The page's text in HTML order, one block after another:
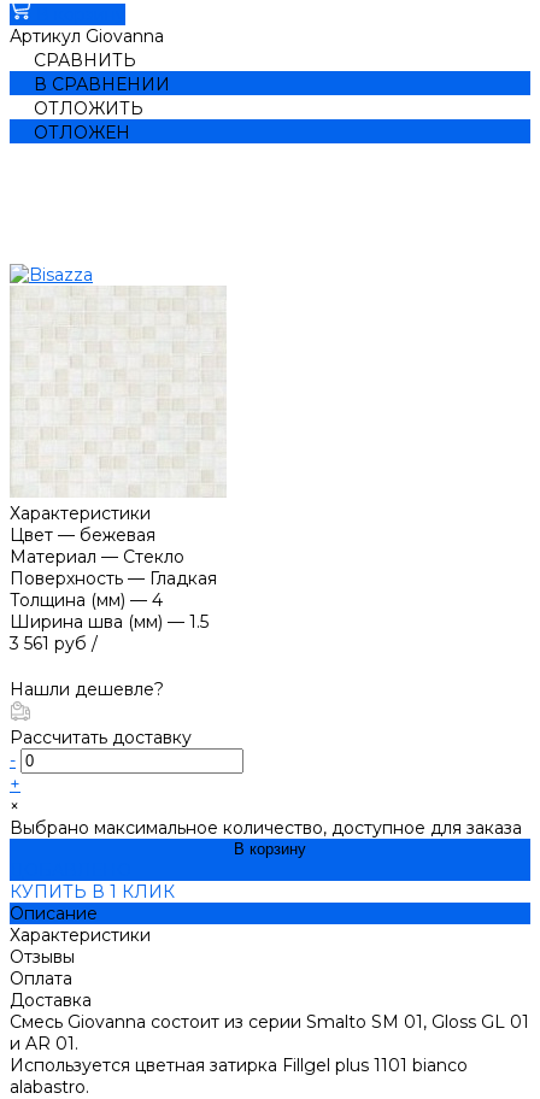
Артикул Giovanna
СРАВНИТЬ
В СРАВНЕНИИ
ОТЛОЖИТЬ
ОТЛОЖЕН
Характеристики
Цвет — бежевая
Материал — Стекло
Поверхность — Гладкая
Толщина (мм) — 4
Ширина шва (мм) — 1.5
3 561 руб /
Нашли дешевле?
Рассчитать доставку
-
+
×
Выбрано максимальное количество, доступное для заказа
В корзину
КУПИТЬ В 1 КЛИК
Описание
Характеристики
Отзывы
Оплата
Доставка
Смесь Giovanna состоит из серии Smalto SM 01, Gloss GL 01
и AR 01.
Используется цветная затирка Fillgel plus 1101 bianco
alabastro.